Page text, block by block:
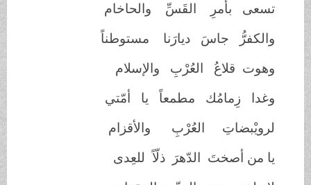
تسعى بأمرِ القَسِّ والحاخام
والكفرُّ جاسَ ديارَنا مستوطناً
وهوت قلاعُ العُرْبِ والإسلام
وغدا زِمامُك مطمعاً يا أمّتي
لرويْبضاتِ العُرْبِ والأقزام
يا من أصختَ الدّهرَ ذلّاً للعِدى